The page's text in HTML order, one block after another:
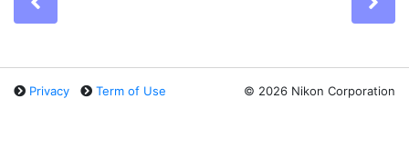
Privacy Term of Use © 2026 Nikon Corporation